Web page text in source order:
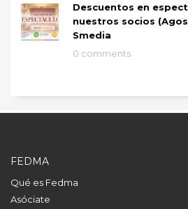
Descuentos en
nuestros socios
Smedia
0 comments
FEDMA
Qué es Fedma
Asóciate